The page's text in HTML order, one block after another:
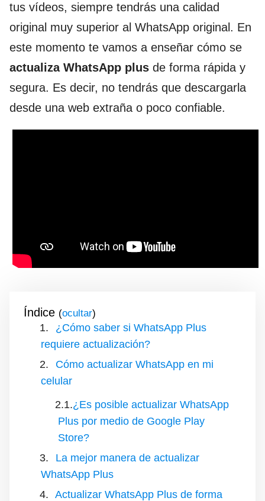
tus vídeos, siempre tendrás una calidad
original muy superior al WhatsApp original. En
este momento te vamos a enseñar cómo se
actualiza WhatsApp plus de forma rápida y
segura. Es decir, no tendrás que descargarla
desde una web extraña o poco confiable.
Índice ( )
¿Cómo saber si WhatsApp Plus
requiere actualización?
Cómo actualizar WhatsApp en mi
celular
¿Es posible actualizar WhatsApp
Plus por medio de Google Play
Store?
La mejor manera de actualizar
WhatsApp Plus
Actualizar WhatsApp Plus de forma